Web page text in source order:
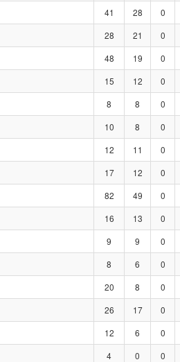
41 28 0
28 21 0
48 19 0
15 12 0
8 8 0
10 8 0
12 11 0
17 12 0
82 49 0
16 13 0
9 9 0
8 6 0
20 8 0
26 17 0
12 6 0
4 0 0